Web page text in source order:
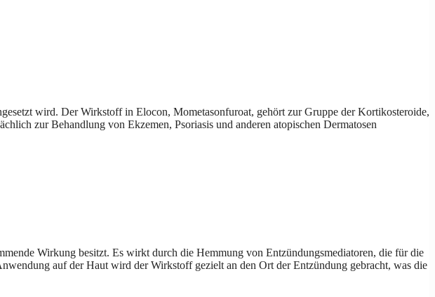
wird. Der Wirkstoff in Elocon, Mometasonfuroat, gehört zur Gruppe der Kortikosteroide,
zur Behandlung von Ekzemen, Psoriasis und anderen atopischen Dermatosen
Wirkung besitzt. Es wirkt durch die Hemmung von Entzündungsmediatoren, die für die
auf der Haut wird der Wirkstoff gezielt an den Ort der Entzündung gebracht, was die